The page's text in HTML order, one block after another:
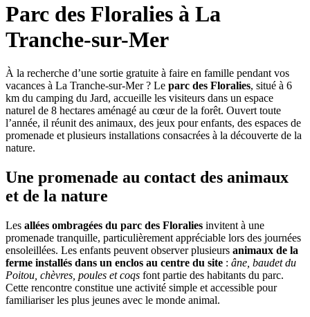
Parc des Floralies à La
Tranche-sur-Mer
À la recherche d’une sortie gratuite à faire en famille pendant vos
vacances à La Tranche-sur-Mer ? Le parc des Floralies, situé à 6
km du camping du Jard, accueille les visiteurs dans un espace
naturel de 8 hectares aménagé au cœur de la forêt. Ouvert toute
l’année, il réunit des animaux, des jeux pour enfants, des espaces de
promenade et plusieurs installations consacrées à la découverte de la
nature.
Une promenade au contact des animaux
et de la nature
Les allées ombragées du parc des Floralies invitent à une
promenade tranquille, particulièrement appréciable lors des journées
ensoleillées. Les enfants peuvent observer plusieurs animaux de la
ferme installés dans un enclos au centre du site : âne, baudet du
Poitou, chèvres, poules et coqs font partie des habitants du parc.
Cette rencontre constitue une activité simple et accessible pour
familiariser les plus jeunes avec le monde animal.